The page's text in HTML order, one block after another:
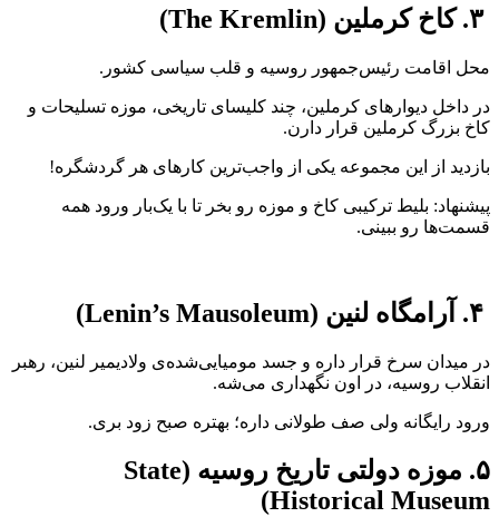
۳. کاخ کرملین (The Kremlin)
محل اقامت رئیس‌جمهور روسیه و قلب سیاسی کشور.
در داخل دیوارهای کرملین، چند کلیسای تاریخی، موزه تسلیحات و
کاخ بزرگ کرملین قرار دارن.
بازدید از این مجموعه یکی از واجب‌ترین کارهای هر گردشگره!
پیشنهاد: بلیط ترکیبی کاخ و موزه رو بخر تا با یک‌بار ورود همه
قسمت‌ها رو ببینی.
در میدان سرخ قرار داره و جسد مومیایی‌شده‌ی ولادیمیر لنین، رهبر
انقلاب روسیه، در اون نگهداری می‌شه.
ورود رایگانه ولی صف طولانی داره؛ بهتره صبح زود بری.
۵. موزه دولتی تاریخ روسیه (State
Historical Museum)